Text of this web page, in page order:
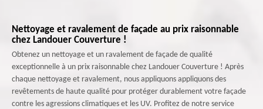
Nettoyage et ravalement de façade au prix raisonnable
chez Landouer Couverture !
Obtenez un nettoyage et un ravalement de façade de qualité
exceptionnelle à un prix raisonnable chez Landouer Couverture ! Après
chaque nettoyage et ravalement, nous appliquons appliquons des
revêtements de haute qualité pour protéger durablement votre façade
contre les agressions climatiques et les UV. Profitez de notre service